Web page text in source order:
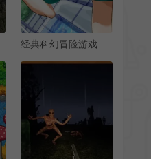
经典科幻冒险游戏